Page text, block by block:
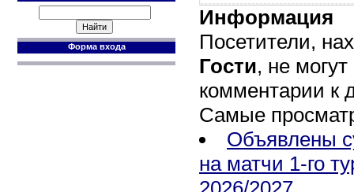
Форма входа
Информация
Посетители,
Гости, не
комментарии к
Самые
Объявлены
на матчи 1-го